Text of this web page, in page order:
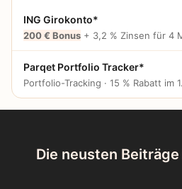
ING Girokonto*
200 € Bonus + 3,2 % Zinsen für 4
Parqet Portfolio Tracker*
Portfolio-Tracking · 15 % Rabatt im
Die neusten Beiträge